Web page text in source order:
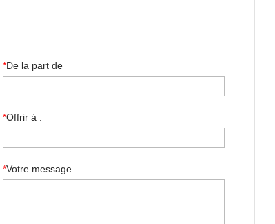
*De la part de
*Offrir à :
*Votre message